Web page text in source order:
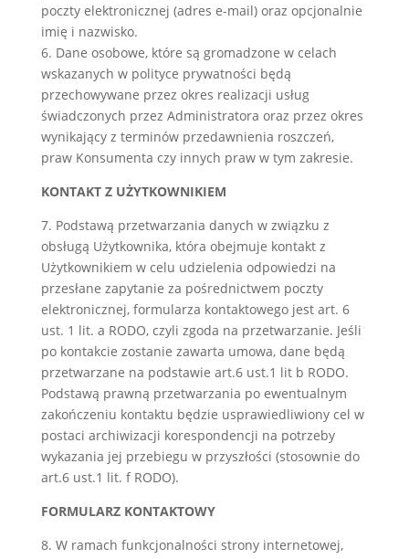
poczty elektronicznej (adres e-mail) oraz opcjonalnie
imię i nazwisko.
6. Dane osobowe, które są gromadzone w celach
wskazanych w polityce prywatności będą
przechowywane przez okres realizacji usług
świadczonych przez Administratora oraz przez okres
wynikający z terminów przedawnienia roszczeń,
praw Konsumenta czy innych praw w tym zakresie.
KONTAKT Z UŻYTKOWNIKIEM
7. Podstawą przetwarzania danych w związku z
obsługą Użytkownika, która obejmuje kontakt z
Użytkownikiem w celu udzielenia odpowiedzi na
przesłane zapytanie za pośrednictwem poczty
elektronicznej, formularza kontaktowego jest art. 6
ust. 1 lit. a RODO, czyli zgoda na przetwarzanie. Jeśli
po kontakcie zostanie zawarta umowa, dane będą
przetwarzane na podstawie art.6 ust.1 lit b RODO.
Podstawą prawną przetwarzania po ewentualnym
zakończeniu kontaktu będzie usprawiedliwiony cel w
postaci archiwizacji korespondencji na potrzeby
wykazania jej przebiegu w przyszłości (stosownie do
art.6 ust.1 lit. f RODO).
FORMULARZ KONTAKTOWY
8. W ramach funkcjonalności strony internetowej,